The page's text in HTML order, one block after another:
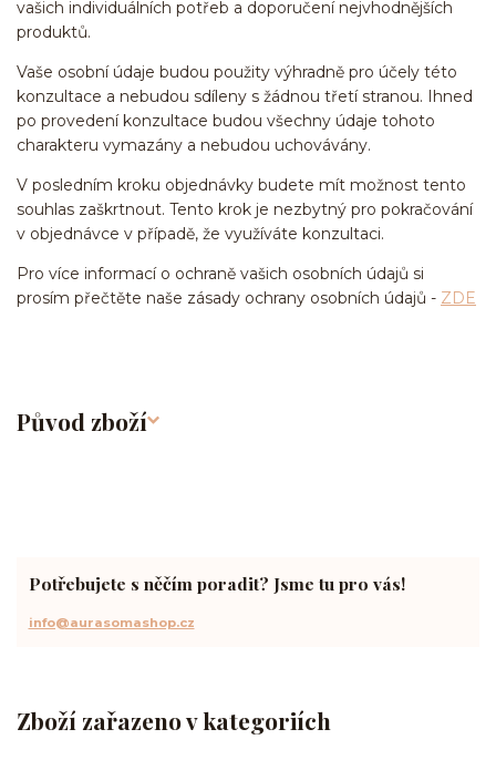
vašich individuálních potřeb a doporučení nejvhodnějších
produktů.
Vaše osobní údaje budou použity výhradně pro účely této
konzultace a nebudou sdíleny s žádnou třetí stranou. Ihned
po provedení konzultace budou všechny údaje tohoto
charakteru vymazány a nebudou uchovávány.
V posledním kroku objednávky budete mít možnost tento
souhlas zaškrtnout. Tento krok je nezbytný pro pokračování
v objednávce v případě, že využíváte konzultaci.
Pro více informací o ochraně vašich osobních údajů si
prosím přečtěte naše zásady ochrany osobních údajů - ZDE
Původ zboží
Zboží zařazeno v kategoriích
Potřebujete s něčím poradit? Jsme tu pro vás!
info@aurasomashop.cz